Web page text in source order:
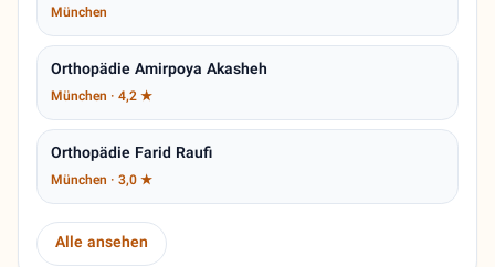
München
Orthopädie Amirpoya Akasheh
München · 4,2 ★
Orthopädie Farid Raufi
München · 3,0 ★
Alle ansehen